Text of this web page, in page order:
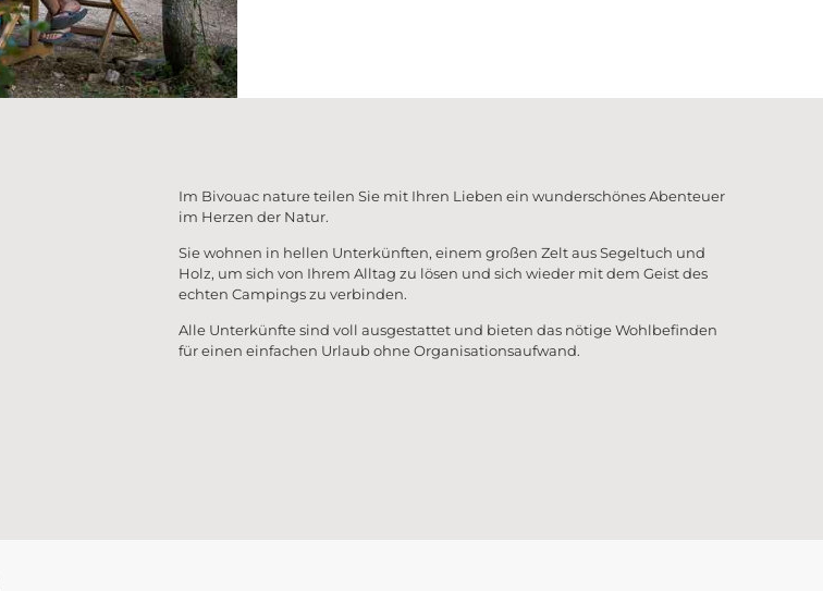
Im Bivouac nature teilen Sie mit Ihren Lieben ein wunderschönes Abenteuer
im Herzen der Natur.
Sie wohnen in hellen Unterkünften, einem großen Zelt aus Segeltuch und
Holz, um sich von Ihrem Alltag zu lösen und sich wieder mit dem Geist des
echten Campings zu verbinden.
Alle Unterkünfte sind voll ausgestattet und bieten das nötige Wohlbefinden
für einen einfachen Urlaub ohne Organisationsaufwand.